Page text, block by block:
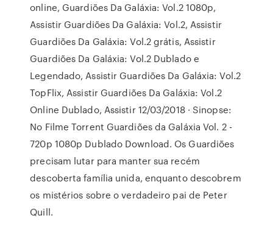
online, Guardiões Da Galáxia: Vol.2 1080p,
Assistir Guardiões Da Galáxia: Vol.2, Assistir
Guardiões Da Galáxia: Vol.2 grátis, Assistir
Guardiões Da Galáxia: Vol.2 Dublado e
Legendado, Assistir Guardiões Da Galáxia: Vol.2
TopFlix, Assistir Guardiões Da Galáxia: Vol.2
Online Dublado, Assistir 12/03/2018 · Sinopse:
No Filme Torrent Guardiões da Galáxia Vol. 2 -
720p 1080p Dublado Download. Os Guardiões
precisam lutar para manter sua recém
descoberta família unida, enquanto descobrem
os mistérios sobre o verdadeiro pai de Peter
Quill.